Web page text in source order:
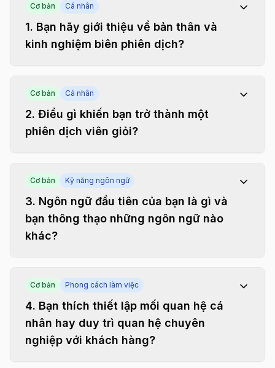
Cơ bản Cá nhân
1. Bạn hãy giới thiệu về bản thân và
kinh nghiệm biên phiên dịch?
Cơ bản Cá nhân
2. Điều gì khiến bạn trở thành một
phiên dịch viên giỏi?
Cơ bản Kỹ năng ngôn ngữ
3. Ngôn ngữ đầu tiên của bạn là gì và
bạn thông thạo những ngôn ngữ nào
khác?
Cơ bản Phong cách làm việc
4. Bạn thích thiết lập mối quan hệ cá
nhân hay duy trì quan hệ chuyên
nghiệp với khách hàng?